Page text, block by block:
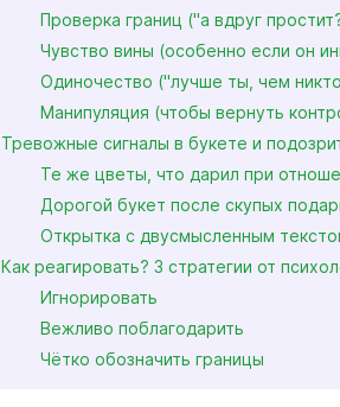
Проверка границ ("а вдруг
Чувство вины (особенно если он
Одиночество ("лучше ты, чем
Манипуляция (чтобы вернуть
Тревожные сигналы в букете и
Те же цветы, что дарил при
Дорогой букет после скупых
Открытка с двусмысленным
Как реагировать? 3 стратегии от
Игнорировать
Вежливо поблагодарить
Чётко обозначить границы